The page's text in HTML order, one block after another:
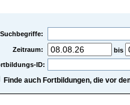
Suchbegriffe:
Zeitraum:
bis
ID:
Finde auch Fortbildungen, die vor